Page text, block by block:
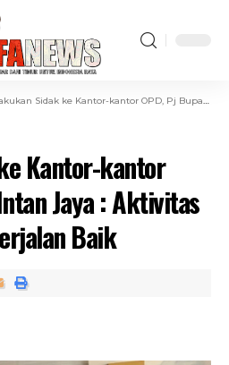
Sidak ke Kantor-kantor OPD, Pj Bupati Intan Jaya : Aktivitas Kantor Sudah Berjalan Baik
Kantor-kantor
Jaya : Aktivitas
Baik